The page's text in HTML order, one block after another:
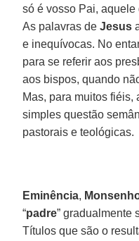
só é vosso Pai, aquele
As palavras deJesus
e inequívocas. No
para se referir aos
aos bispos, quando
Mas, para muitos fiéis,
simples questão
pastorais e teológicas.
Eminência,
“padre” gradualmente
Títulos que são o